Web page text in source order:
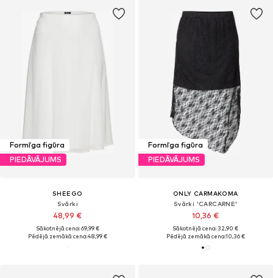
Formīga figūra
PIEDĀVĀJUMS
SHEEGO
Svārki
48,99 €
Sākotnējā cena: 69,99 €
Pēdējā zemākā cena:48,99 €
Formīga figūra
PIEDĀVĀJUMS
ONLY CARMAKOMA
Svārki 'CARCARNE'
10,36 €
Sākotnējā cena: 32,90 €
Pēdējā zemākā cena:10,36 €